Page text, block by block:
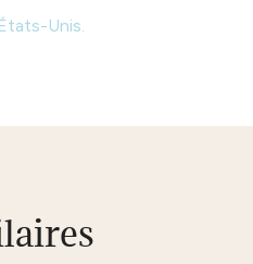
Unis.